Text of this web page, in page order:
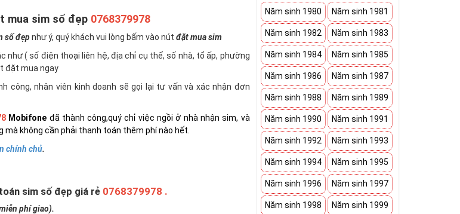
mua sim số đẹp 0768379978
số đẹpnhư ý, quý khách vui lòng bấm vào nútđặt mua sim
như ( số điện thoại liên hệ, địa chỉ cụ thể, số nhà, tổ ấp, phường
đặt mua ngay
công, nhân viên kinh doanh sẽ gọi lại tư vấn và xác nhận đơn
Mobifone đã thành công,quý chỉ việc ngồi ở nhà nhận sim, và
mà không cần phải thanh toán thêm phí nào hết.
chính chủ.
sim số đẹp giá rẻ 0768379978 .
phí giao).
Năm sinh 1980 Năm sinh 1981
Năm sinh 1982 Năm sinh 1983
Năm sinh 1984 Năm sinh 1985
Năm sinh 1986 Năm sinh 1987
Năm sinh 1988 Năm sinh 1989
Năm sinh 1990 Năm sinh 1991
Năm sinh 1992 Năm sinh 1993
Năm sinh 1994 Năm sinh 1995
Năm sinh 1996 Năm sinh 1997
Năm sinh 1998 Năm sinh 1999